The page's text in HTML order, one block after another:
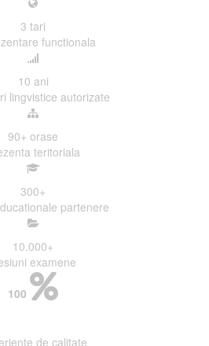
3 tari
functionala
10 ani
lingvistice autorizate
90+ orase
teritoriala
300+
partenere
10.000+
examene
100
de calitate